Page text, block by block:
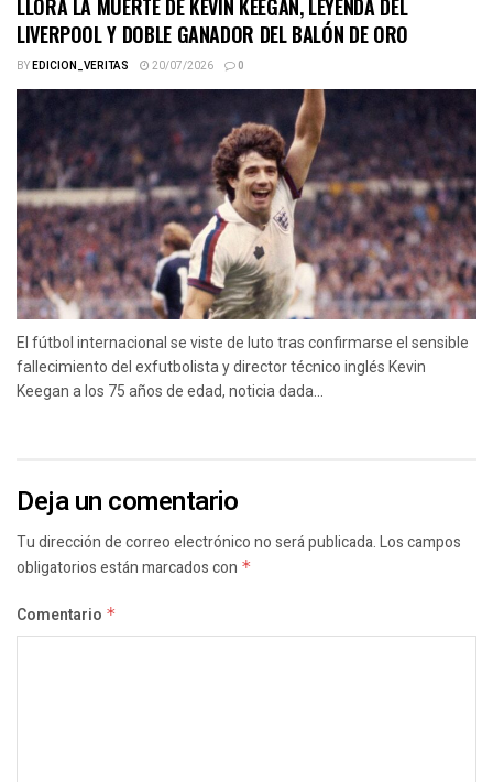
LLORA LA MUERTE DE KEVIN KEEGAN, LEYENDA DEL
LIVERPOOL Y DOBLE GANADOR DEL BALÓN DE ORO
BYEDICION_VERITAS 20/07/2026 0
El fútbol internacional se viste de luto tras confirmarse el sensible
fallecimiento del exfutbolista y director técnico inglés Kevin
Keegan a los 75 años de edad, noticia dada...
Deja un comentario
Tu dirección de correo electrónico no será publicada.Los campos
obligatorios están marcados con *
Comentario *